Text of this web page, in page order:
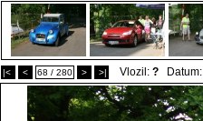
|< < 68 / 280 > >| Vlozil: ? Datum: